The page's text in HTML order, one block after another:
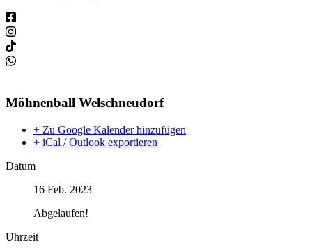
Möhnenball Welschneudorf
+ Zu Google Kalender hinzufügen
+ iCal / Outlook exportieren
Datum
16 Feb. 2023
Abgelaufen!
Uhrzeit